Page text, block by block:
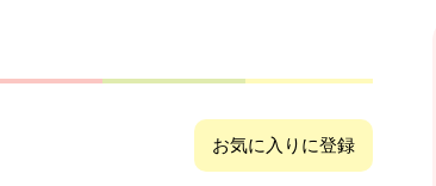
お気に入りに登録